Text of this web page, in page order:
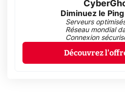
Diminuez le
Serveurs
Réseau mondial
Connexion
Découvrez